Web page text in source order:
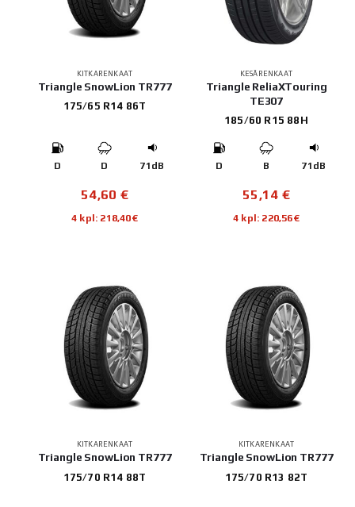
KITKARENKAAT
Triangle SnowLion TR777
175/65 R14 86T
D D 71dB
54,60 €
4 kpl: 218,40€
KESÄRENKAAT
Triangle ReliaXTouring
TE307
185/60 R15 88H
D B 71dB
55,14 €
4 kpl: 220,56€
KITKARENKAAT
Triangle SnowLion TR777
175/70 R14 88T
KITKARENKAAT
Triangle SnowLion TR777
175/70 R13 82T